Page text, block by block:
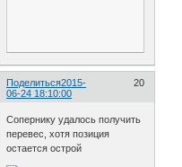
Поделиться 20
2015-
06-24 18:10:00
Сопернику удалось получить
перевес, хотя позиция
остается острой